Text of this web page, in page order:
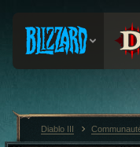
Diablo III